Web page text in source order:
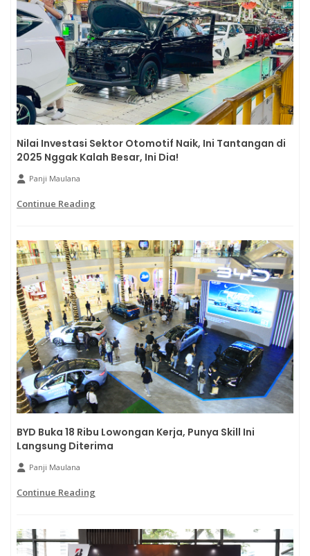
Nilai Investasi Sektor Otomotif Naik, Ini Tantangan di
2025 Nggak Kalah Besar, Ini Dia!
Panji Maulana
Continue Reading
BYD Buka 18 Ribu Lowongan Kerja, Punya Skill Ini
Langsung Diterima
Panji Maulana
Continue Reading